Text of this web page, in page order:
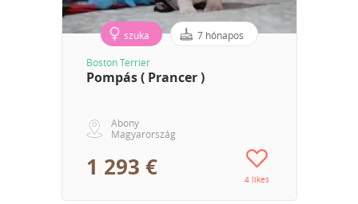
szuka 7 hónapos
Boston Terrier
Pompás ( Prancer )
Abony
Magyarország
1 293 € 4 likes